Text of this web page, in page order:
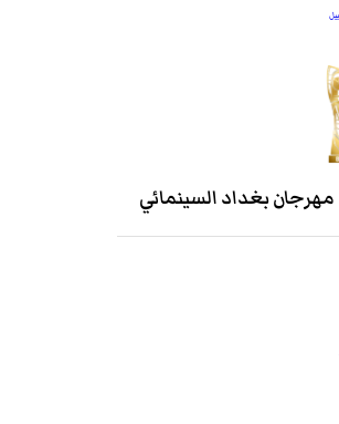
مهرجان بغداد السينمائي